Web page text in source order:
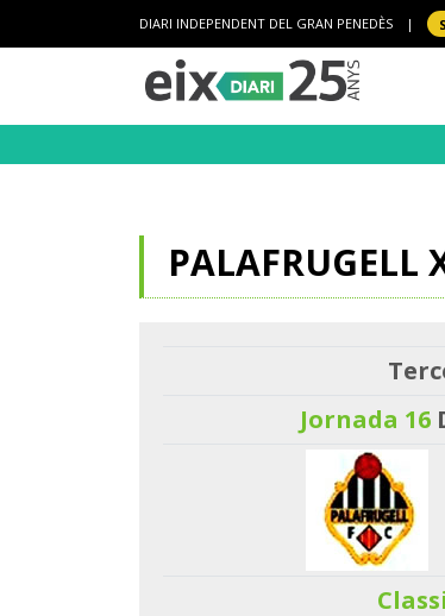
DIARI INDEPENDENT DEL GRAN PENEDÈS |
PALAFRUGELL
Jornada 16